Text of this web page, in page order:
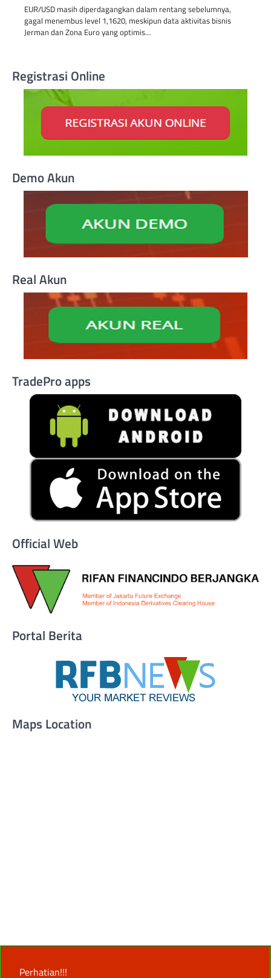
EUR/USD masih diperdagangkan dalam rentang sebelumnya,
gagal menembus level 1,1620, meskipun data aktivitas bisnis
Jerman dan Zona Euro yang optimis…
Registrasi Online
Demo Akun
Real Akun
TradePro apps
Official Web
Portal Berita
Maps Location
Perhatian!!!